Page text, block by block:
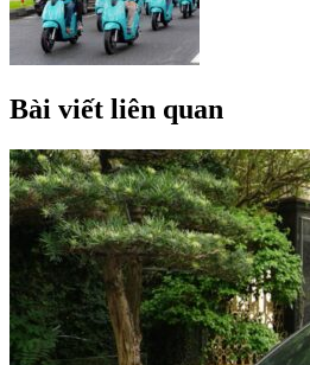
Bài viết liên quan